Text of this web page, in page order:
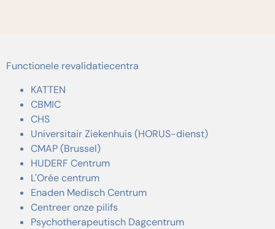
Functionele revalidatiecentra
KATTEN
CBMIC
CHS
Universitair Ziekenhuis (HORUS-dienst)
CMAP (Brussel)
HUDERF Centrum
L'Orée centrum
Enaden Medisch Centrum
Centreer onze pilifs
Psychotherapeutisch Dagcentrum